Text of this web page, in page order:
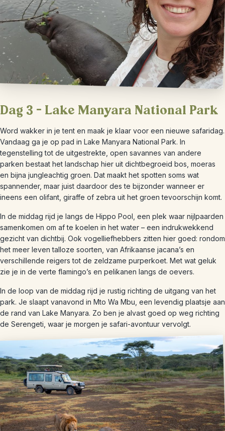
Dag 3 – Lake Manyara National Park
Word wakker in je tent en maak je klaar voor een nieuwe safaridag.
Vandaag ga je op pad in Lake Manyara National Park. In
tegenstelling tot de uitgestrekte, open savannes van andere
parken bestaat het landschap hier uit dichtbegroeid bos, moeras
en bijna jungleachtig groen. Dat maakt het spotten soms wat
spannender, maar juist daardoor des te bijzonder wanneer er
ineens een olifant, giraffe of zebra uit het groen tevoorschijn komt.
In de middag rijd je langs de Hippo Pool, een plek waar nijlpaarden
samenkomen om af te koelen in het water – een indrukwekkend
gezicht van dichtbij. Ook vogelliefhebbers zitten hier goed: rondom
het meer leven talloze soorten, van Afrikaanse jacana’s en
verschillende reigers tot de zeldzame purperkoet. Met wat geluk
zie je in de verte flamingo’s en pelikanen langs de oevers.
In de loop van de middag rijd je rustig richting de uitgang van het
park. Je slaapt vanavond in Mto Wa Mbu, een levendig plaatsje aan
de rand van Lake Manyara. Zo ben je alvast goed op weg richting
de Serengeti, waar je morgen je safari-avontuur vervolgt.